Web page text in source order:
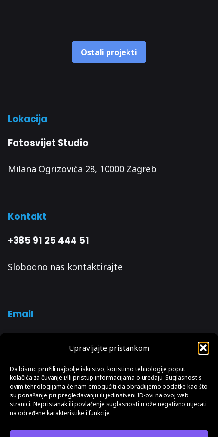
Upravljajte pristankom
Da bismo pružili najbolje iskustvo, koristimo tehnologije poput
kolačića za čuvanje i/ili pristup informacijama o uređaju. Suglasnost s
ovim tehnologijama će nam omogućiti da obrađujemo podatke kao što
su ponašanje pri pregledavanju ili jedinstveni ID-ovi na ovoj web
stranici. Nepristanak ili povlačenje suglasnosti može negativno utjecati
na određene karakteristike i funkcije.
Ostali projekti
Lokacija
Fotosvijet Studio
Milana Ogrizovića 28, 10000 Zagreb
Kontakt
+385 91 25 444 51
Slobodno nas kontaktirajte
Email
Pošaljite nam upit s detaljima i brzo ćete dobiti
super ponudu.